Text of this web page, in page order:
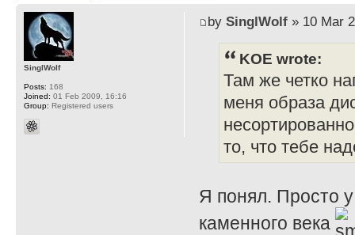
by SinglWolf» 10 Mar
KOE wrote:
Там же четко
меня образа
то, что тебе
Я понял. Просто
каменного века
SinglWolf
Posts: 168
Joined: 01 Feb 2009, 16:16
Group: Registered users